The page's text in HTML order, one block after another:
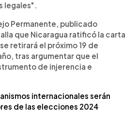
legales".
Permanente, publicado
que Nicaragua ratificó la carta
retirará el próximo 19 de
tras argumentar que el
de injerencia e
internacionales serán
de las elecciones 2024